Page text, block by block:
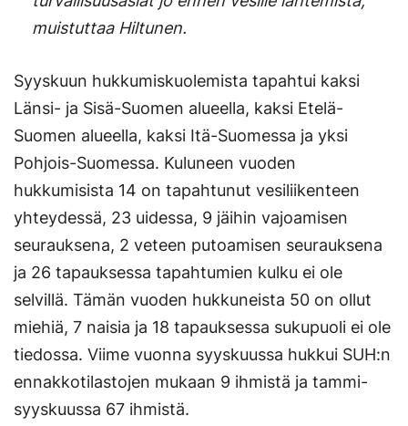
muistuttaa Hiltunen.
Syyskuun hukkumiskuolemista tapahtui kaksi
Länsi- ja Sisä-Suomen alueella, kaksi Etelä-
Suomen alueella, kaksi Itä-Suomessa ja yksi
Pohjois-Suomessa. Kuluneen vuoden
hukkumisista 14 on tapahtunut vesiliikenteen
yhteydessä, 23 uidessa, 9 jäihin vajoamisen
seurauksena, 2 veteen putoamisen seurauksena
ja 26 tapauksessa tapahtumien kulku ei ole
selvillä. Tämän vuoden hukkuneista 50 on ollut
miehiä, 7 naisia ja 18 tapauksessa sukupuoli ei ole
tiedossa. Viime vuonna syyskuussa hukkui SUH:n
ennakkotilastojen mukaan 9 ihmistä ja tammi-
syyskuussa 67 ihmistä.